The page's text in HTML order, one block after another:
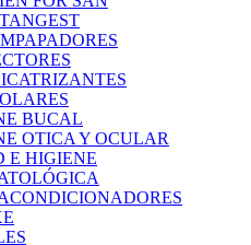
BUCAL
OTICA Y OCULAR
E HIGIENE